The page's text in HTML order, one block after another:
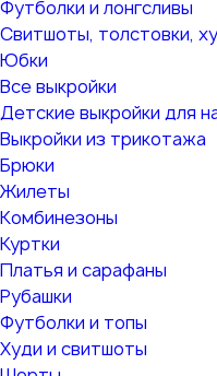
Футболки и лонгсливы
Свитшоты, толстовки,
Юбки
Все выкройки
Детские выкройки для
Выкройки из трикотажа
Брюки
Жилеты
Комбинезоны
Куртки
Платья и сарафаны
Рубашки
Футболки и топы
Худи и свитшоты